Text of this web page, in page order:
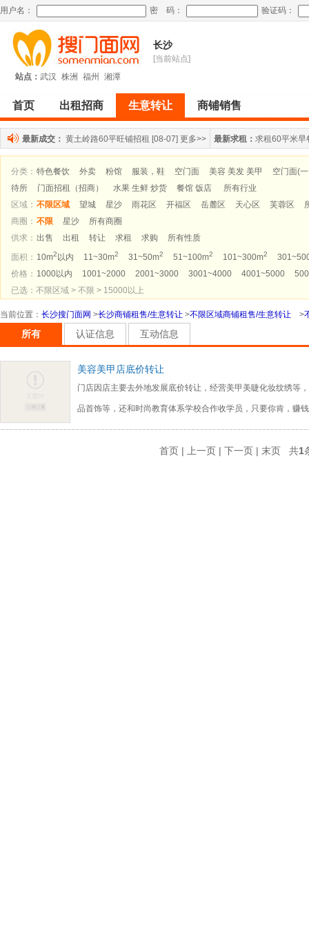
用户名： 密 码： 验证码：
长沙
[当前站点]
站点： 武汉 株洲 福州 湘潭
首页 出租招商 生意转让 商铺销售
最新成交： 黄土岭路60平旺铺招租 [08-07] 更多>> 最新求租： 求租60平米早
分类： 特色餐饮 外卖 粉馆 服装，鞋 空门面 美容 美发 美甲
空门面(
待所
门面招租（招商） 水果 生鲜 炒货 餐馆 饭店
所有行业
区域： 不限区域 望城 星沙 雨花区 开福区 岳麓区 天心区 芙蓉区
商圈： 不限 星沙
所有商圈
供求： 出售 出租 转让 求租 求购
所有性质
面积： 10m2 以内 11~30m2 31~50m2 51~100m2 101~300m2
价格： 1000以内 1001~2000 2001~3000 3001~4000 4001~5000
已选：不限区域 > 不限 > 15000以上
当前位置 ： 长沙搜门面网 >长沙商铺租售/生意转让 >不限区域商铺租售/生意转让 >
所有 认证信息 互动信息
美容美甲店底价转让
门店因店主要去外地发展底价转让，经营美甲美睫化妆纹绣等
品首饰等，还和时尚教育体系学校合作收学员，只要你肯，赚
首页 | 上一页 | 下一页 | 末页 共1